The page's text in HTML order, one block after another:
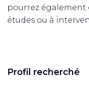
pourrez également
études ou à
Profil recherché